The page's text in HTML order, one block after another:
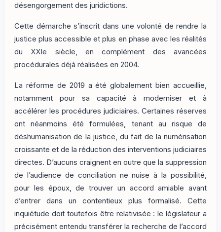
désengorgement des juridictions.
Cette démarche s’inscrit dans une volonté de rendre la
justice plus accessible et plus en phase avec les réalités
du XXIe siècle, en complément des avancées
procédurales déjà réalisées en 2004.
La réforme de 2019 a été globalement bien accueillie,
notamment pour sa capacité à moderniser et à
accélérer les procédures judiciaires. Certaines réserves
ont néanmoins été formulées, tenant au risque de
déshumanisation de la justice, du fait de la numérisation
croissante et de la réduction des interventions judiciaires
directes. D’aucuns craignent en outre que la suppression
de l’audience de conciliation ne nuise à la possibilité,
pour les époux, de trouver un accord amiable avant
d’entrer dans un contentieux plus formalisé. Cette
inquiétude doit toutefois être relativisée : le législateur a
précisément entendu transférer la recherche de l’accord